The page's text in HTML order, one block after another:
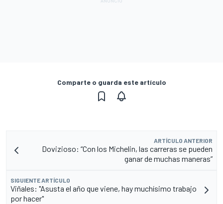
Comparte o guarda este artículo
ARTÍCULO ANTERIOR
Dovizioso: “Con los Michelin, las carreras se pueden
ganar de muchas maneras”
SIGUIENTE ARTÍCULO
Viñales: "Asusta el año que viene, hay muchísimo trabajo
por hacer"